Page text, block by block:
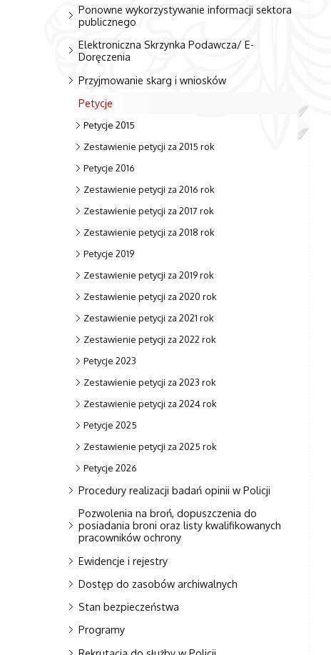
Ponowne wykorzystywanie informacji sektora
publicznego
Elektroniczna Skrzynka Podawcza/ E-
Doręczenia
Przyjmowanie skarg i wniosków
Petycje
Petycje 2015
Zestawienie petycji za 2015 rok
Petycje 2016
Zestawienie petycji za 2016 rok
Zestawienie petycji za 2017 rok
Zestawienie petycji za 2018 rok
Petycje 2019
Zestawienie petycji za 2019 rok
Zestawienie petycji za 2020 rok
Zestawienie petycji za 2021 rok
Zestawienie petycji za 2022 rok
Petycje 2023
Zestawienie petycji za 2023 rok
Zestawienie petycji za 2024 rok
Petycje 2025
Zestawienie petycji za 2025 rok
Petycje 2026
Procedury realizacji badań opinii w Policji
Pozwolenia na broń, dopuszczenia do
posiadania broni oraz listy kwalifikowanych
pracowników ochrony
Ewidencje i rejestry
Dostęp do zasobów archiwalnych
Stan bezpieczeństwa
Programy